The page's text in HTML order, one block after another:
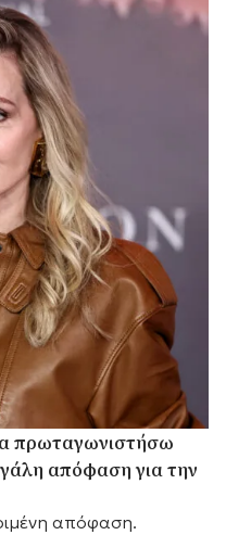
πρωταγωνιστήσω
απόφαση για την
απόφαση.